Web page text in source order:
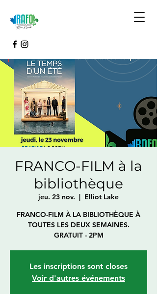
FRANCO-FILM à la
bibliothèque
jeu. 23 nov.
  |
Elliot Lake
FRANCO-FILM À LA BIBLIOTHÈQUE À
TOUTES LES DEUX SEMAINES.
GRATUIT - 2PM
Les inscriptions sont closes
Voir d'autres événements